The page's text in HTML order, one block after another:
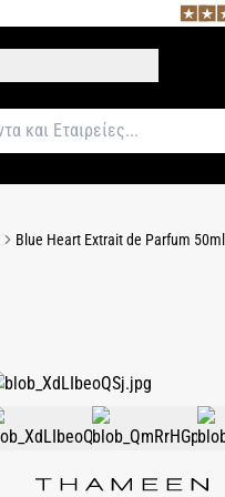
Blue Heart Extrait de Parfum 50ml